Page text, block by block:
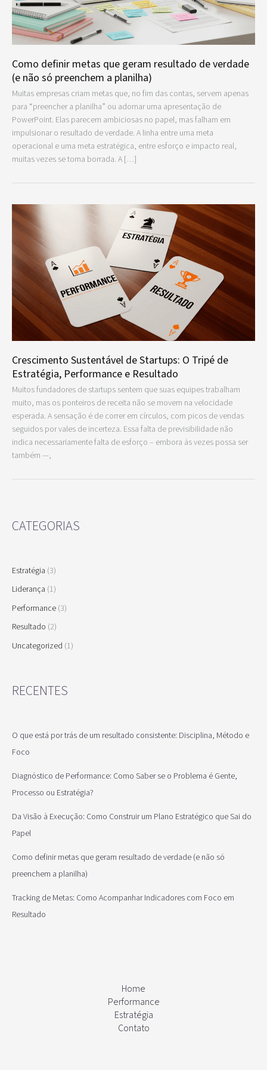
Como definir metas que geram resultado de verdade
(e não só preenchem a planilha)
Muitas empresas criam metas que, no fim das contas, servem apenas
para “preencher a planilha” ou adornar uma apresentação de
PowerPoint. Elas parecem ambiciosas no papel, mas falham em
impulsionar o resultado de verdade. A linha entre uma meta
operacional e uma meta estratégica, entre esforço e impacto real,
muitas vezes se torna borrada. A […]
Crescimento Sustentável de Startups: O Tripé de
Estratégia, Performance e Resultado
Muitos fundadores de startups sentem que suas equipes trabalham
muito, mas os ponteiros de receita não se movem na velocidade
esperada. A sensação é de correr em círculos, com picos de vendas
seguidos por vales de incerteza. Essa falta de previsibilidade não
indica necessariamente falta de esforço – embora às vezes possa ser
também —,
CATEGORIAS
Estratégia (3)
Liderança (1)
Performance (3)
Resultado (2)
Uncategorized (1)
RECENTES
O que está por trás de um resultado consistente: Disciplina, Método e
Foco
Diagnóstico de Performance: Como Saber se o Problema é Gente,
Processo ou Estratégia?
Da Visão à Execução: Como Construir um Plano Estratégico que Sai do
Papel
Como definir metas que geram resultado de verdade (e não só
preenchem a planilha)
Tracking de Metas: Como Acompanhar Indicadores com Foco em
Resultado
Home
Performance
Estratégia
Contato